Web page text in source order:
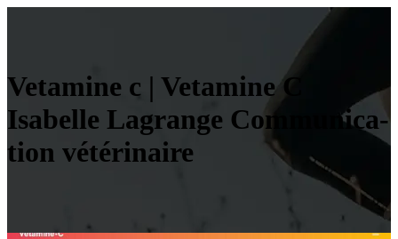
Vetamine c | Vetamine C
Isabelle Lagrange Com­munica­
tion vétérinaire